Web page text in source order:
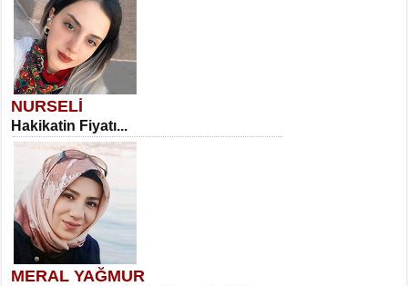
NURSELİ
Hakikatin Fiyatı...
MERAL YAĞMUR